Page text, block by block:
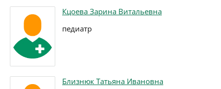
Кцоева Зарина Витальевна
педиатр
Близнюк Татьяна Ивановна